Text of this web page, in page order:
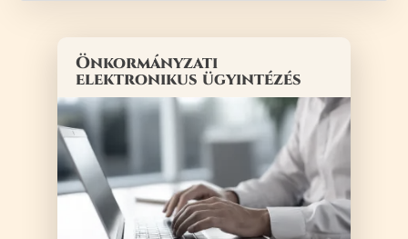
Önkormányzati
elektronikus ügyintézés